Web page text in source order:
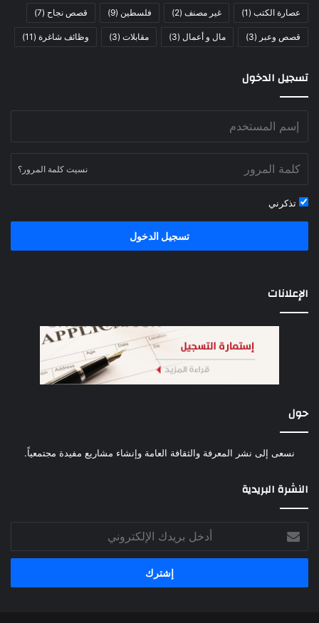
عصارة الكتب (1) غير مصنف (2) فلسطين (9) قصص نجاح (7)
قصص وعبر (3) مال و أعمال (3) مقابلات (3) وظائف شاغرة (11)
تسجيل الدخول
نسيت كلمة المرور؟
تذكرني
تسجيل الدخول
الإعلانات
حول
نسعى إلى نشر المعرفة والثقافة العامة وإنشاء مشاريع مفيدة مجتمعياً.
النشرة البريدية